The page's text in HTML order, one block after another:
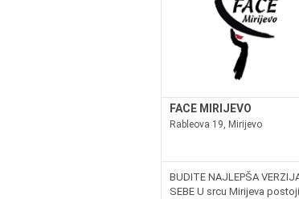
FACE MIRIJEVO
Rableova 19, Mirijevo
BUDITE NAJLEPŠA
SEBE U srcu Mirijeva postoji